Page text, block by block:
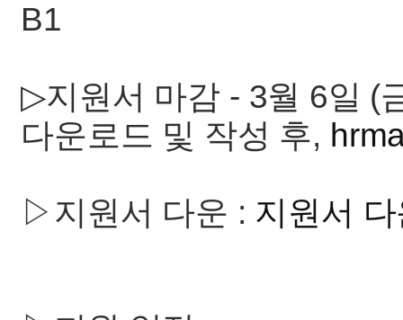
B1
▷지원서 마감 - 3월 6일 (
다운로드 및 작성 후,
▷지원서 다운 : 지원서